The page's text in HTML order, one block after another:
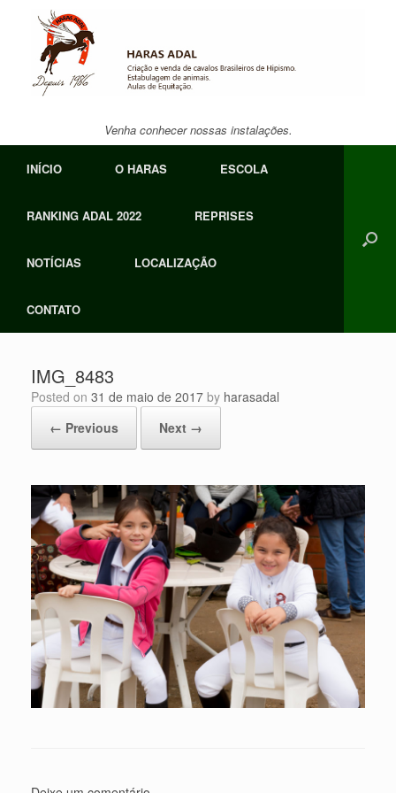
Venha conhecer nossas instalações.
INÍCIO O HARAS ESCOLA
RANKING ADAL 2022 REPRISES
NOTÍCIAS LOCALIZAÇÃO
CONTATO
IMG_8483
Posted on 31 de maio de 2017 by harasadal
← Previous
Next →